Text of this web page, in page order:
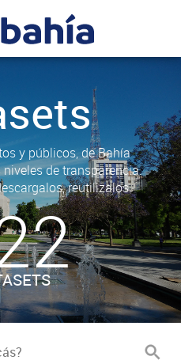
y públicos, de Bahía
de transparencia.
reutilizalos.